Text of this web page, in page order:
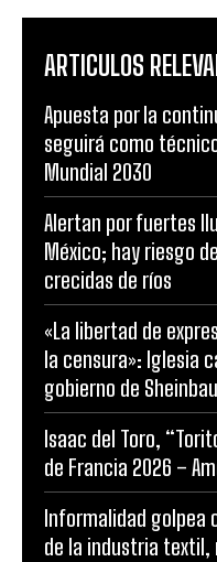
ARTICULOS
Apuesta por la
seguirá como
Mundial 2030
Alertan por fuertes
México; hay riesgo
crecidas de ríos
«La libertad de
la censura»: Iglesia
gobierno de
Isaac del Toro,
de Francia 2026 –
Informalidad golpea
de la industria textil,